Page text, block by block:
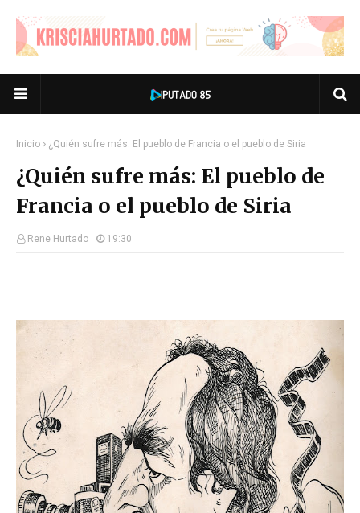
Inicio ¿Quién sufre más: El pueblo de Francia o el pueblo de Siria
¿Quién sufre más: El pueblo de
Francia o el pueblo de Siria
Rene Hurtado 19:30